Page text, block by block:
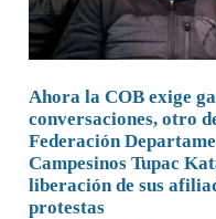
Ahora la COB exige
conversaciones, otro
Federación
Campesinos Tupac
liberación de sus
protestas